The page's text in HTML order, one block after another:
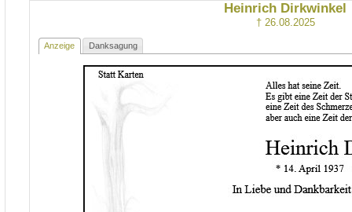
Heinrich Dirkwinkel
† 26.08.2025
Anzeige Danksagung